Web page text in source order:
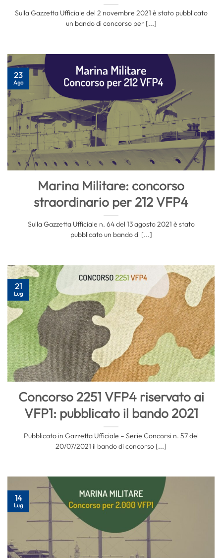
Sulla Gazzetta Ufficiale del 2 novembre 2021 è stato pubblicato
un bando di concorso per [...]
Marina Militare: concorso
straordinario per 212 VFP4
Sulla Gazzetta Ufficiale n. 64 del 13 agosto 2021 è stato
pubblicato un bando di [...]
23
Ago
Concorso 2251 VFP4 riservato ai
VFP1: pubblicato il bando 2021
Pubblicato in Gazzetta Ufficiale – Serie Concorsi n. 57 del
20/07/2021 il bando di concorso [...]
21
Lug
14
Lug